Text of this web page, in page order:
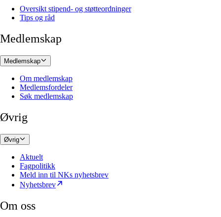
Oversikt stipend- og støtteordninger
Tips og råd
Medlemskap
Medlemskap
Om medlemskap
Medlemsfordeler
Søk medlemskap
Øvrig
Øvrig
Aktuelt
Fagpolitikk
Meld inn til NKs nyhetsbrev
Nyhetsbrev
Om oss